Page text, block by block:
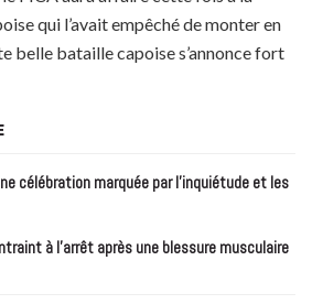
qui l’avait empêché de monter en
belle bataille capoise s’annonce fort
célébration marquée par l’inquiétude et les
à l’arrêt après une blessure musculaire